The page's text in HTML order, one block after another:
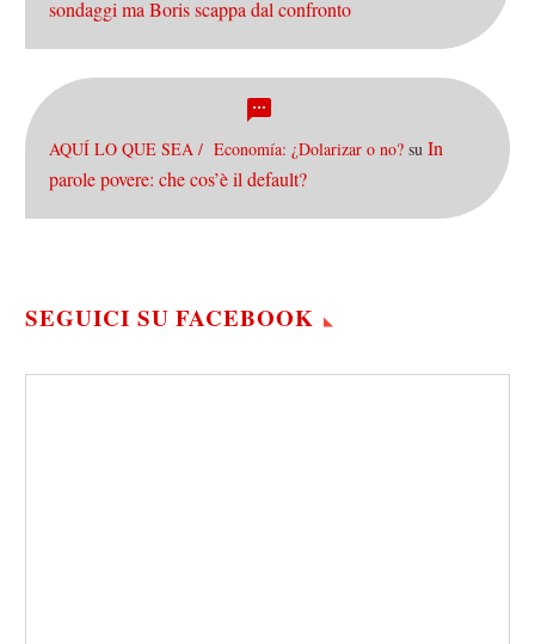
sondaggi ma Boris scappa dal confronto
AQUÍ LO QUE SEA / Economía: ¿Dolarizar o no? su In
parole povere: che cos’è il default?
SEGUICI SU FACEBOOK